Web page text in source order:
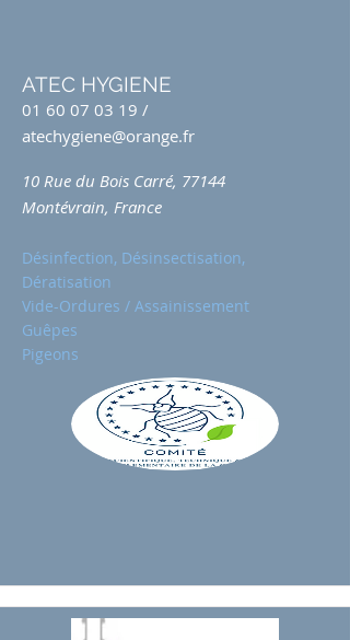
ATEC HYGIENE
01 60 07 03 19 /
atechygiene@orange.fr
10 Rue du Bois Carré, 77144
Montévrain, France
Désinfection, Désinsectisation,
Dératisation
Vide-Ordures / Assainissement
Guêpes
Pigeons